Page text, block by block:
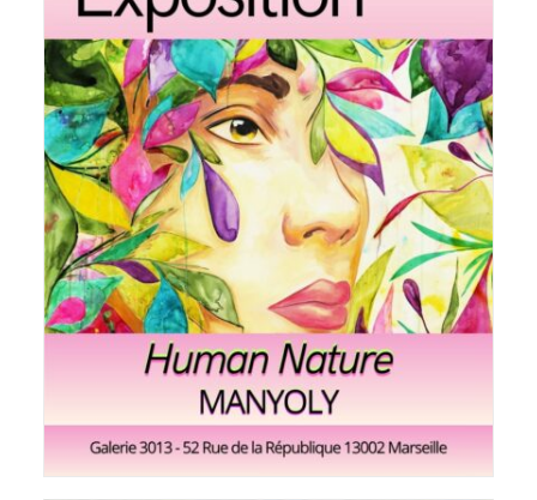
Contemporary projects
Biography & Exhibitions
Boutique
Contact
My account